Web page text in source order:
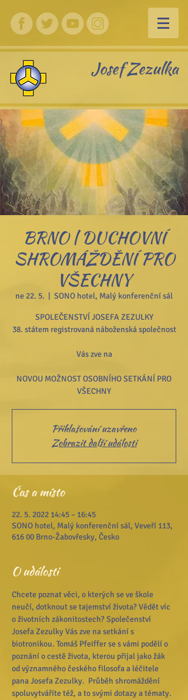
Josef Zezulka
BRNO | DUCHOVNÍ
SHROMÁŽDĚNÍ PRO
VŠECHNY
ne 22. 5. SONO hotel, Malý konferenční sál
SPOLEČENSTVÍ JOSEFA ZEZULKY
38. státem registrovaná náboženská společnost
Vás zve na
NOVOU MOŽNOST OSOBNÍHO SETKÁNÍ PRO
VŠECHNY
Přihlašování uzavřeno
Zobrazit další události
Čas a místo
22. 5. 2022 14:45 – 16:45
SONO hotel, Malý konferenční sál, Veveří 113,
616 00 Brno-Žabovřesky, Česko
O události
Chcete poznat věci, o kterých se ve škole
neučí, dotknout se tajemství života? Vědět víc
o životních zákonitostech? Společenství
Josefa Zezulky Vás zve na setkání s
biotronikou. Tomáš Pfeiffer se s vámi podělí o
poznání o cestě života, kterou přijal jako žák
od významného českého filosofa a léčitele
pana Josefa Zezulky.  Průběh shromáždění
spoluvytváříte též, a to svými dotazy a tématy.